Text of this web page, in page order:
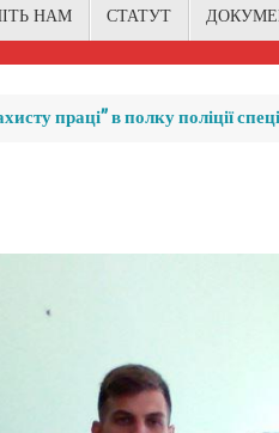
НАМ СТАТУТ
праці” в полку поліції